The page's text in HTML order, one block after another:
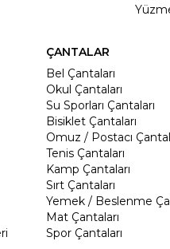
ÇANTALAR
Bel Çantaları
Okul Çantaları
Su Sporları Çantaları
Bisiklet Çantaları
Omuz / Postacı
Tenis Çantaları
Kamp Çantaları
Sırt Çantaları
Yemek / Beslenme
Mat Çantaları
Spor Çantaları